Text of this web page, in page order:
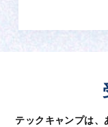
テックキャンプは、